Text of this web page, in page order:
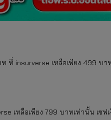
ที่ insurverse เหลือเพียง 499 บา
เหลือเพียง 799 บาทเท่านั้น เซ